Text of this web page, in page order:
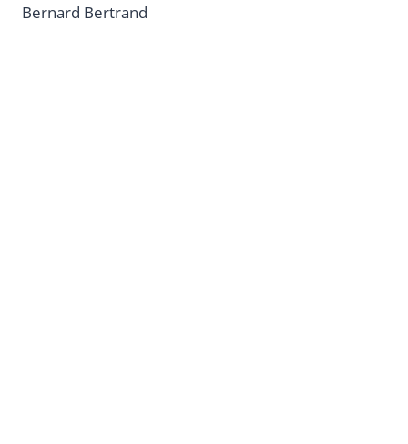
Bernard Bertrand